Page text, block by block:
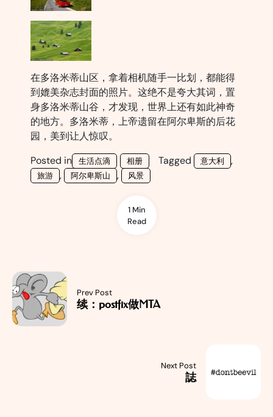
1 Min
Read
在多洛米蒂山区，拿着相机随手一比划，都能得
到媲美杂志封面的照片。这绝不是夸大其词，置
身多洛米蒂山谷，才发现，世界上还有如此神奇
的地方。多洛米蒂，上帝遗留在阿尔卑斯的后花
园，美到让人惊叹。
Posted in
生活点滴 相册 Tagged 意大利 ,
旅游 , 阿尔卑斯山 , 风景
Prev Post
续：postfix做MTA
Next Post
誌